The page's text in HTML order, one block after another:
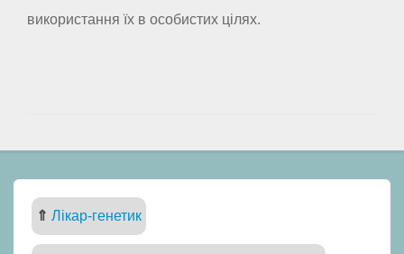
використання їх в особистих цілях.
⇑ Лікар-генетик